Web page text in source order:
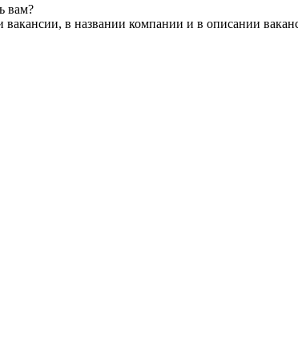
вам?
вакансии, в названии компании и в описании